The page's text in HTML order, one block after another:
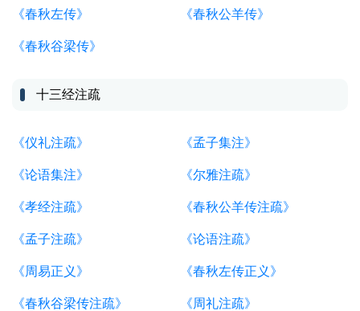
《春秋左传》 《春秋公羊传》
《春秋谷梁传》
十三经注疏
《仪礼注疏》 《孟子集注》
《论语集注》 《尔雅注疏》
《孝经注疏》 《春秋公羊传注疏》
《孟子注疏》 《论语注疏》
《周易正义》 《春秋左传正义》
《春秋谷梁传注疏》 《周礼注疏》